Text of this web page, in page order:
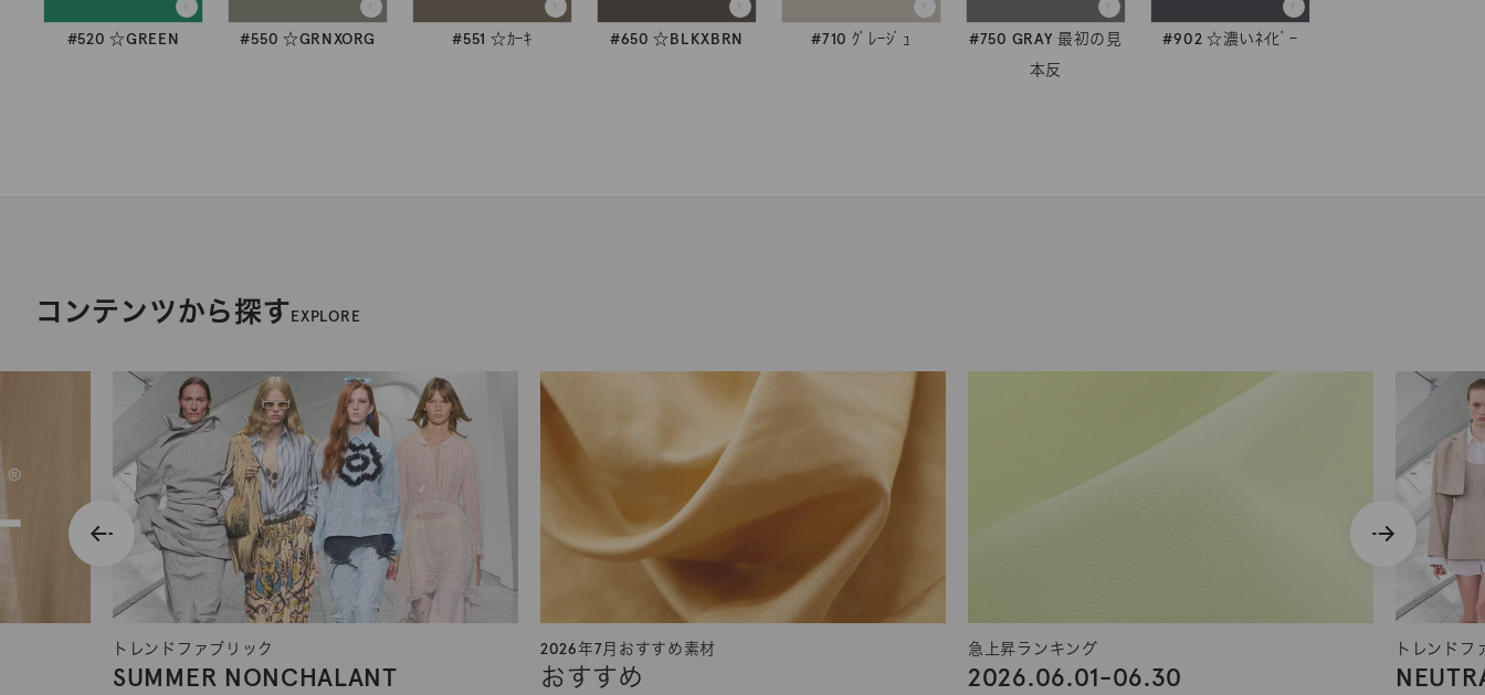
#520 ☆GREEN #550 ☆GRNXORG #551 ☆ｶｰｷ #650 ☆BLKXBRN #710 ｸﾞﾚｰｼﾞｭ
#750 GRAY 最初の見
本反
#902 ☆濃いﾈｲﾋﾞｰ
コンテンツから探すEXPLORE
トレンドファブリック
SUMMER NONCHALANT
2026年7月おすすめ素材
おすすめ
急上昇ランキング
2026.06.01-06.30
トレンドフ